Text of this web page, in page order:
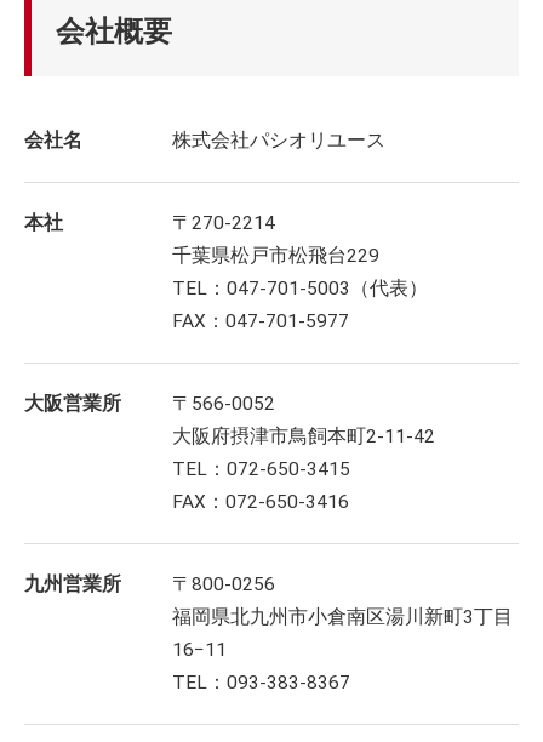
会社概要
会社名 株式会社パシオリユース
本社
〒270-2214
千葉県松戸市松飛台229
TEL：047-701-5003（代表）
FAX：047-701-5977
大阪営業所
〒566-0052
大阪府摂津市鳥飼本町2-11-42
TEL：072-650-3415
FAX：072-650-3416
九州営業所
〒800-0256
福岡県北九州市小倉南区湯川新町3丁目
16−11
TEL：093-383-8367